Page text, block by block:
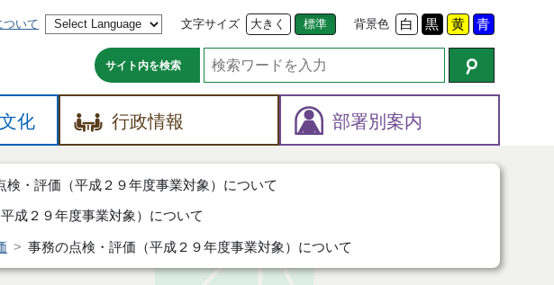
ついて 文字サイズ 大きく 標準 背景色 白 黒 黄 青
サイト内を検索
文化 行政情報 部署別案内
検・評価（平成２９年度事業対象）について
成２９年度事業対象）について
事務の点検・評価（平成２９年度事業対象）について